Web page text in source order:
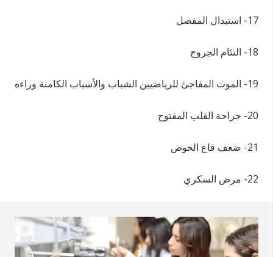
17- استبدال المفصل
18- التئام الجروح
19- الموت المفاجئ للرياضيين الشباب والأسباب الكامنة وراءه
20- جراحة القلب المفتوح
21- ضعف قاع الحوض
22- مرض السكري